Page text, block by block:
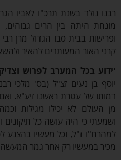
נולד בשנת תרכ"ו לאביו הגה"ק
היתה בין הרים גבוהים,
בבית סבו הגדול מרן רבי
האור המעותדים להאיר ולהשאיר
בכל המערב לפרוש וצדיק
בן נעים זצ"ל (בס' מלכי רבנן)
של עטרת ראשנו זיע"א. ואם
לא יכילו מגילות וכמה
כי היה עושה כל תיקונים
ז"ל, וכל מעשיו בהצנע לכת
במעשיו רק אחר גמר המעשה